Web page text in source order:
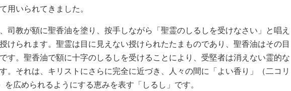
用いられてきました。
司教が額に聖香油を塗り、按手しながら「聖霊のしるしを受けなさい」と唱え
けられます。聖霊は目に見えない授けられたたまものであり、聖香油はその目
す。聖香油で額に十字のしるしを受けることにより、受堅者は消えない霊的な
。それは、キリストにさらに完全に近づき、人々の間に「よい香り」（二コリ
を広められるようにする恵みを表す「しるし」です。